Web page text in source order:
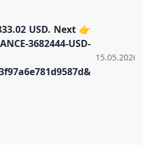
USD. Next 👉
3682444-USD-
15.05.2026.